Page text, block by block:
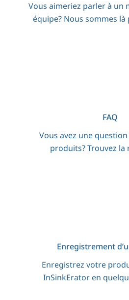
Vous aimeriez parler à un
équipe? Nous sommes là
FAQ
Vous avez une
produits? Trouvez la
Enregistrement
Enregistrez votre
InSinkErator en